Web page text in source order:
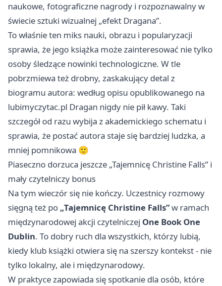
naukowe, fotograficzne nagrody i rozpoznawalny w
świecie sztuki wizualnej „efekt Dragana”.
To właśnie ten miks nauki, obrazu i popularyzacji
sprawia, że jego książka może zainteresować nie tylko
osoby śledzące nowinki technologiczne. W tle
pobrzmiewa też drobny, zaskakujący detal z
biogramu autora: według opisu opublikowanego na
lubimyczytac.pl Dragan nigdy nie pił kawy. Taki
szczegół od razu wybija z akademickiego schematu i
sprawia, że postać autora staje się bardziej ludzka, a
mniej pomnikowa 🙂
Piaseczno dorzuca jeszcze „Tajemnicę Christine Falls” i
mały czytelniczy bonus
Na tym wieczór się nie kończy. Uczestnicy rozmowy
sięgną też po „Tajemnicę Christine Falls”w ramach
międzynarodowej akcji czytelniczej One Book One
Dublin. To dobry ruch dla wszystkich, którzy lubią,
kiedy klub książki otwiera się na szerszy kontekst - nie
tylko lokalny, ale i międzynarodowy.
W praktyce zapowiada się spotkanie dla osób, które